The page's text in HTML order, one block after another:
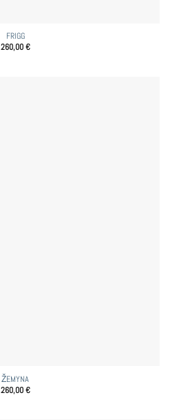
FRIGG
260,00€
ŽEMYNA
260,00€